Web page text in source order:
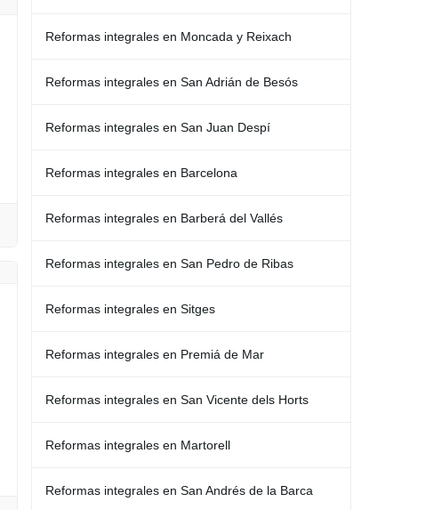
Reformas integrales en Moncada y Reixach
Reformas integrales en San Adrián de Besós
Reformas integrales en San Juan Despí
Reformas integrales en Barcelona
Reformas integrales en Barberá del Vallés
Reformas integrales en San Pedro de Ribas
Reformas integrales en Sitges
Reformas integrales en Premiá de Mar
Reformas integrales en San Vicente dels Horts
Reformas integrales en Martorell
Reformas integrales en San Andrés de la Barca